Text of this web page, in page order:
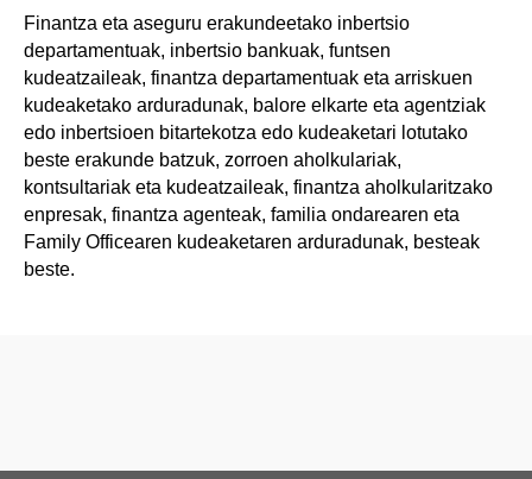
Finantza eta aseguru erakundeetako inbertsio
departamentuak, inbertsio bankuak, funtsen
kudeatzaileak, finantza departamentuak eta arriskuen
kudeaketako arduradunak, balore elkarte eta agentziak
edo inbertsioen bitartekotza edo kudeaketari lotutako
beste erakunde batzuk, zorroen aholkulariak,
kontsultariak eta kudeatzaileak, finantza aholkularitzako
enpresak, finantza agenteak, familia ondarearen eta
Family Officearen kudeaketaren arduradunak, besteak
beste.